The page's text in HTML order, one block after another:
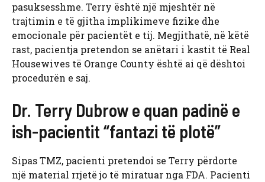
pasuksesshme. Terry është një mjeshtër në
trajtimin e të gjitha implikimeve fizike dhe
emocionale për pacientët e tij. Megjithatë, në këtë
rast, pacientja pretendon se anëtari i kastit të Real
Housewives të Orange County është ai që dështoi
procedurën e saj.
Dr. Terry Dubrow e quan padinë e
ish-pacientit “fantazi të plotë”
Sipas TMZ, pacienti pretendoi se Terry përdorte
një material rrjetë jo të miratuar nga FDA. Pacienti